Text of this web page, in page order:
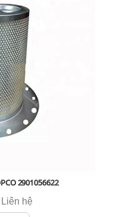
2901056622
Liên hệ